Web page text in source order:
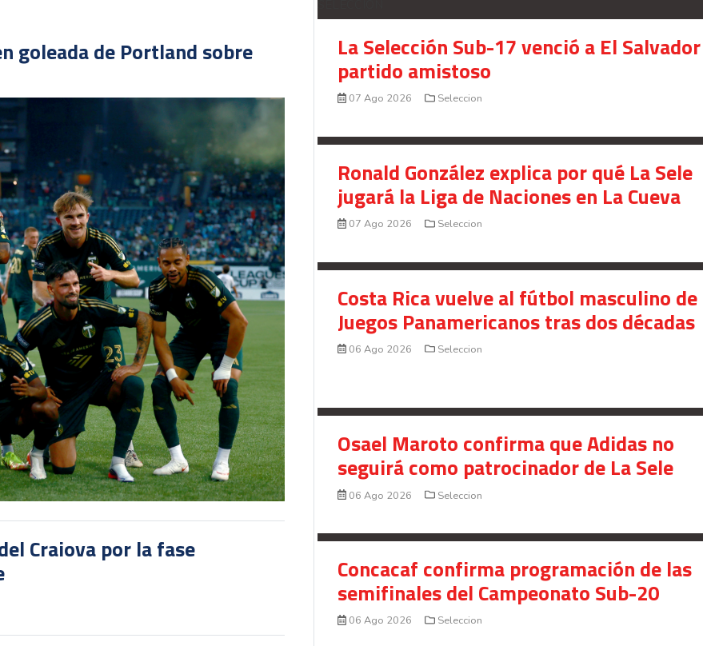
goleada de Portland sobre
Craiova por la fase
La Selección Sub-17 venció a El
partido amistoso
07 Ago 2026 Seleccion
Ronald González explica por qué La Sele
jugará la Liga de Naciones en La Cueva
07 Ago 2026 Seleccion
Costa Rica vuelve al fútbol masculino
Juegos Panamericanos tras dos décadas
06 Ago 2026 Seleccion
Osael Maroto confirma que Adidas no
seguirá como patrocinador de La Sele
06 Ago 2026 Seleccion
Concacaf confirma programación de las
semifinales del Campeonato Sub-20
06 Ago 2026 Seleccion